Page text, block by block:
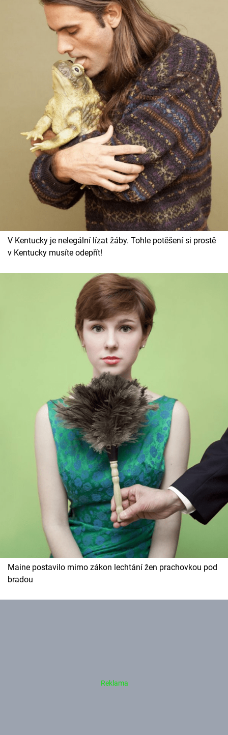
V Kentucky je nelegální lízat žáby. Tohle potěšení si prostě
v Kentucky musíte odepřít!
Maine postavilo mimo zákon lechtání žen prachovkou pod
bradou